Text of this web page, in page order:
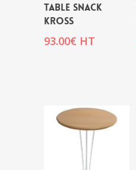
Table snack
KROSS
93.00€ HT